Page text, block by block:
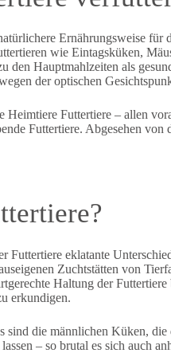
Ernährungsweise
wie Eintagsküken,
Hauptmahlzeiten als
der optischen
Heimtiere Futtertiere – allen
Futtertiere. Abgesehen
eklatante
Zuchtstätten von
Haltung der
erkundigen.
sind die männlichen Küken,
– so brutal es sich auch